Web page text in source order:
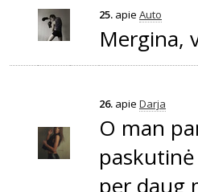
25. apie Auto
Mergina,
26. apie Darja
O man
per daug